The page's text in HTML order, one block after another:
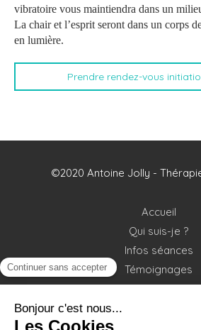
vibratoire vous maintiendra dans un
La chair et l’esprit seront dans un corps
en lumière.
Prendre rendez-vous
©2020 Antoine Jolly -
Accueil
Qui suis-je ?
Infos séances
Témoignages
Contact